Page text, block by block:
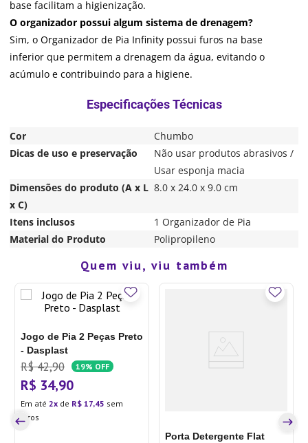
base facilitam a higienização.
O organizador possui algum sistema de drenagem?
Sim, o Organizador de Pia Infinity possui furos na base
inferior que permitem a drenagem da água, evitando o
acúmulo e contribuindo para a higiene.
Cor
Chumbo
Dicas de uso e preservação
Não usar produtos abrasivos /
Usar esponja macia
Dimensões do produto (A x L
x C)
8.0 x 24.0 x 9.0 cm
Itens inclusos
1 Organizador de Pia
Material do Produto
Polipropileno
Quem viu, viu também
Jogo de Pia 2 Peças Preto
- Dasplast
R$ 42,90 19% OFF
R$ 34,90
Em até 2 de R$ 17,45 sem
juros
Porta Detergente Flat